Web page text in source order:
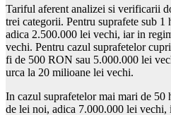
Tariful aferent analizei si verificarii
trei categorii. Pentru suprafete sub
adica 2.500.000 lei vechi, iar in
vechi. Pentru cazul suprafetelor
fi de 500 RON sau 5.000.000 lei
urca la 20 milioane lei vechi.
In cazul suprafetelor mai mari de 50
de lei noi, adica 7.000.000 lei vechi,